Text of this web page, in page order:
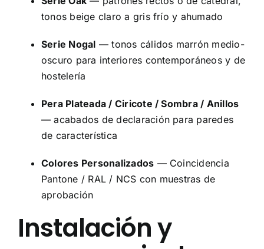
tonos beige claro a gris frío y ahumado
Serie Nogal — tonos cálidos marrón medio-
oscuro para interiores contemporáneos y de
hostelería
Pera Plateada / Ciricote / Sombra / Anillos
— acabados de declaración para paredes
de característica
Colores Personalizados — Coincidencia
Pantone / RAL / NCS con muestras de
aprobación
Instalación y